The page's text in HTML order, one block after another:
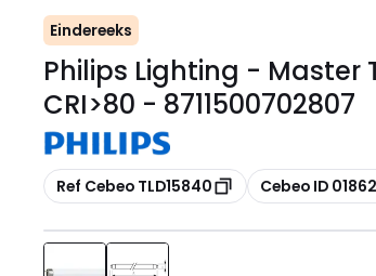
Eindereeks
Philips Lighting - Master
CRI>80 - 8711500702807
Kopiëren
Ref Cebeo TLD15840 Kopiëren
Cebeo ID